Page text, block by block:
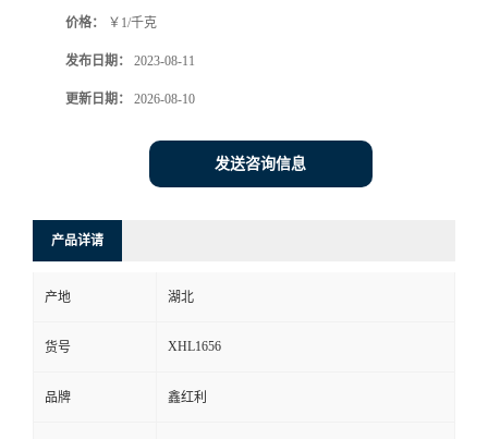
价格： ￥1/千克
发布日期： 2023-08-11
更新日期： 2026-08-10
发送咨询信息
产品详请
产地 湖北
货号 XHL1656
品牌 鑫红利